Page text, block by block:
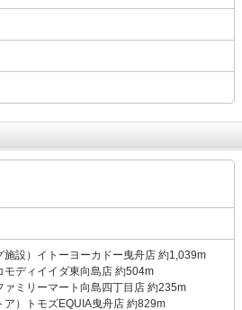
施設）イトーヨーカドー曳舟店 約1,039m
モディイイダ東向島店 約504m
ァミリーマート向島四丁目店 約235m
ア）トモズEQUIA曳舟店 約829m